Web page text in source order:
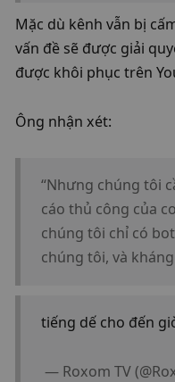
Mặc dù kênh vẫn bị
vấn đề sẽ được giải
được khôi phục trên
Ông nhận xét:
“Nhưng chúng tôi
cáo thủ công của
chúng tôi chỉ có
chúng tôi, và
tiếng dế cho đến
— Roxom TV